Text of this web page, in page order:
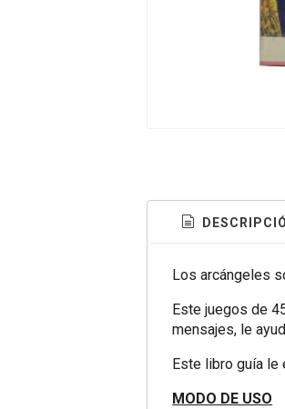
Los arcángeles
Este juegos de
mensajes, le
Este libro guía le
MODO DE USO